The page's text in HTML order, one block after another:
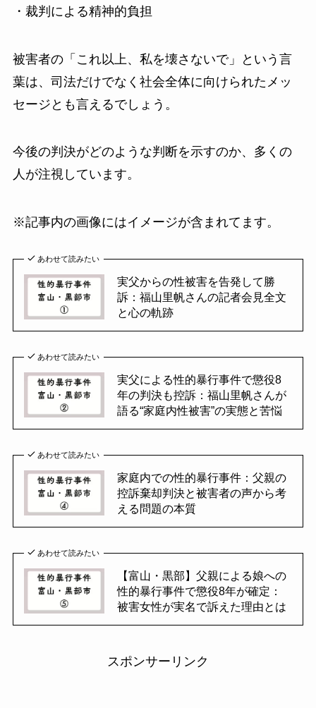
・裁判による精神的負担
被害者の「これ以上、私を壊さないで」という言
葉は、司法だけでなく社会全体に向けられたメッ
セージとも言えるでしょう。
今後の判決がどのような判断を示すのか、多くの
人が注視しています。
※記事内の画像にはイメージが含まれてます。
あわせて読みたい
実父からの性被害を告発して勝
訴：福山里帆さんの記者会見全文
と心の軌跡
あわせて読みたい
実父による性的暴行事件で懲役8
年の判決も控訴：福山里帆さんが
語る“家庭内性被害”の実態と苦悩
あわせて読みたい
家庭内での性的暴行事件：父親の
控訴棄却判決と被害者の声から考
える問題の本質
あわせて読みたい
【富山・黒部】父親による娘への
性的暴行事件で懲役8年が確定：
被害女性が実名で訴えた理由とは
スポンサーリンク